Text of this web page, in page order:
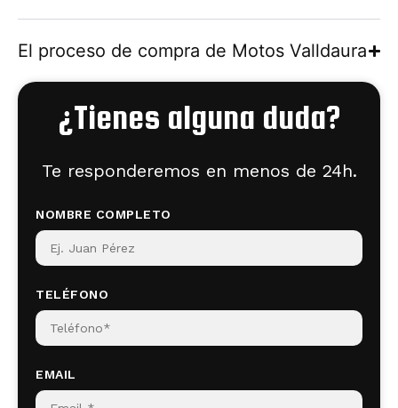
El proceso de compra de Motos Valldaura
¿Tienes alguna duda?
Te responderemos en menos de 24h.
NOMBRE COMPLETO
TELÉFONO
EMAIL